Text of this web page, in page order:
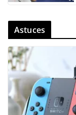
Astuces